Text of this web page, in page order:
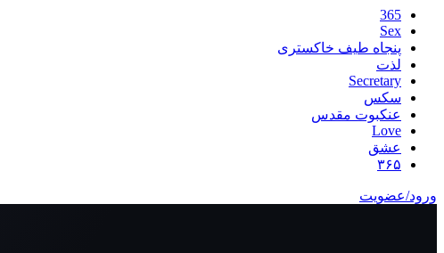
365
Sex
پنجاه طیف خاکستری
لذت
Secretary
سکس
عنکبوت مقدس
Love
عشق
۳۶۵
ورود/عضویت